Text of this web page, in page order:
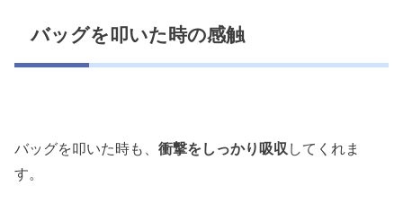
バッグを叩いた時の感触
バッグを叩いた時も、衝撃をしっかり吸収 してくれま
す。